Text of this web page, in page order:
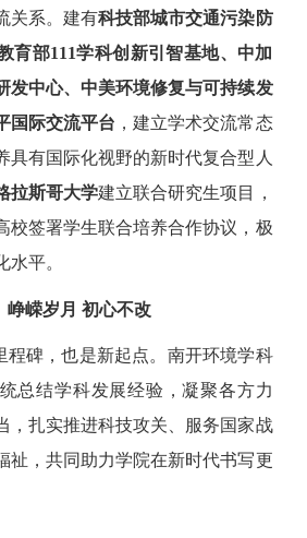
关系。建有科技部城市交通污染防
育部111学科创新引智基地、中加
发中心、中美环境修复与可持续发
国际交流平台 ，建立学术交流常态
具有国际化视野的新时代复合型人
拉斯哥大学建立联合研究生项目，
校签署学生联合培养合作协议，极
平。
峥嵘岁月 初心不改
程碑，也是新起点。南开环境学科
总结学科发展经验，凝聚各方力
，扎实推进科技攻关、服务国家战
祉，共同助力学院在新时代书写更